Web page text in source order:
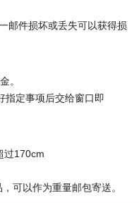
邮件损坏或丢失可以获得损
。
指定事项后交给窗口即
过170cm
可以作为重量邮包寄送。